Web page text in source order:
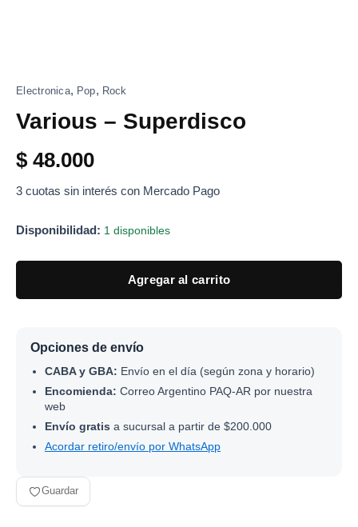
Electronica, Pop, Rock
Various – Superdisco
$ 48.000
3 cuotas sin interés con Mercado Pago
Disponibilidad: 1 disponibles
Agregar al carrito
Opciones de envío
CABA y GBA: Envío en el día (según zona y horario)
Encomienda: Correo Argentino PAQ-AR por nuestra
web
Envío gratis a sucursal a partir de $200.000
Acordar retiro/envío por WhatsApp
Guardar